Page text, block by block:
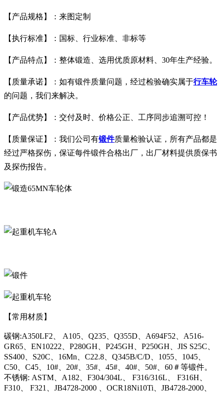
【产品规格】：来图定制
【执行标准】：国标、行业标准、非标等
【产品特点】：整体锻造、选用优质原材料、30年生产经验。
【质量承诺】：如有锻件质量问题，经过检验确实属于行车轮
的问题，我们来解决。
【产品优势】：交付及时、价格公正、工序同步追溯可控！
【质量保证】：我们公司有锻件质量检验认证，所有产品都是
经过严格探伤，保证每件锻件合格出厂，出厂材料提供质保书
及探伤报告。
A
【常用材质】
碳钢:A350LF2、 A105、Q235、Q355D、A694F52、A516-
GR65、EN10222、P280GH、P245GH、P250GH、JIS S25C、
SS400、S20C、16Mn、C22.8、Q345B/C/D、1055、1045、
C50、C45、10#、20#、35#、45#、40#、50#、60＃等锻件。
不锈钢: ASTM、A182、F304/304L、 F316/316L、 F316H、
F310、 F321、JB4728-2000 、OCR18Ni10Ti、JB4728-2000、